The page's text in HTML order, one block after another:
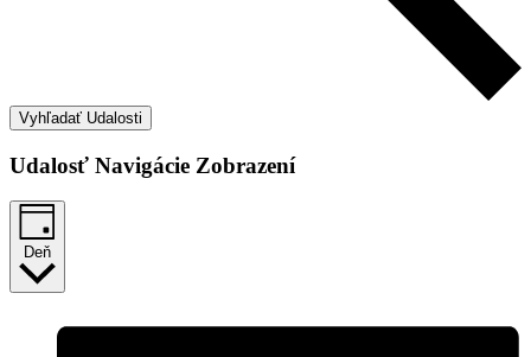
Vyhľadať Udalosti
Udalosť Navigácie Zobrazení
Deň